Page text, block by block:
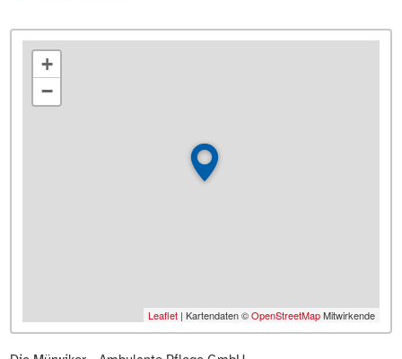
+
−
Leaflet | Kartendaten ©OpenStreetMapMitwirkende